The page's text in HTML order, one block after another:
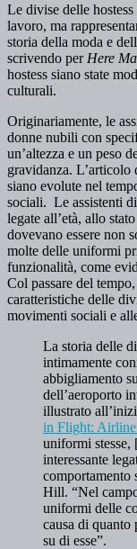
Le divise delle
lavoro, ma
storia della moda e
scrivendo per Here
hostess siano state
culturali.
Originariamente, le
donne nubili con
un’altezza e un peso
gravidanza. L’articolo
siano evolute nel
sociali. Le assistenti
legate all’età, allo
dovevano essere non
molte delle uniformi
funzionalità, come
Col passare del
caratteristiche delle
movimenti sociali e
La storia delle
intimamente
abbigliamento
dell’aeroporto
illustrato
in Flight:
uniformi stesse,
interessante
comportamento
Hill. “Nel
uniformi delle
causa di quanto
su di esse”.